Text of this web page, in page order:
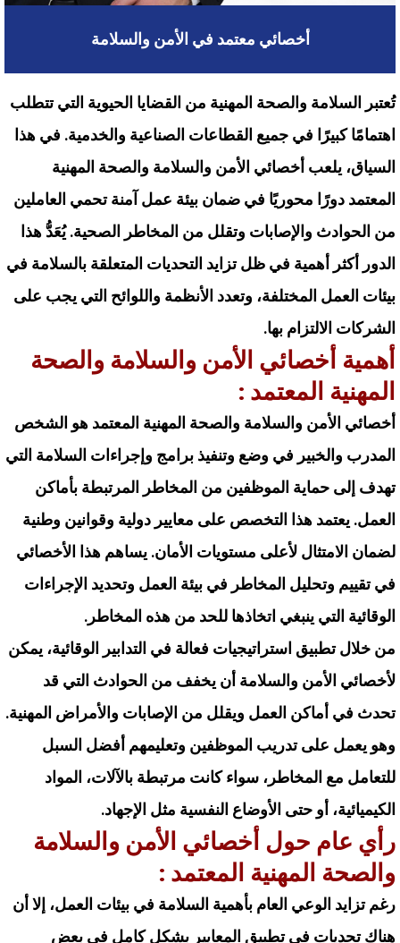
أخصائي معتمد في الأمن والسلامة
تُعتبر السلامة والصحة المهنية من القضايا الحيوية التي تتطلب
اهتمامًا كبيرًا في جميع القطاعات الصناعية والخدمية. في هذا
السياق، يلعب أخصائي الأمن والسلامة والصحة المهنية
المعتمد دورًا محوريًا في ضمان بيئة عمل آمنة تحمي العاملين
من الحوادث والإصابات وتقلل من المخاطر الصحية. يُعَدُّ هذا
الدور أكثر أهمية في ظل تزايد التحديات المتعلقة بالسلامة في
بيئات العمل المختلفة، وتعدد الأنظمة واللوائح التي يجب على
الشركات الالتزام بها.
أهمية أخصائي الأمن والسلامة والصحة
المهنية المعتمد :
أخصائي الأمن والسلامة والصحة المهنية المعتمد هو الشخص
المدرب والخبير في وضع وتنفيذ برامج وإجراءات السلامة التي
تهدف إلى حماية الموظفين من المخاطر المرتبطة بأماكن
العمل. يعتمد هذا التخصص على معايير دولية وقوانين وطنية
لضمان الامتثال لأعلى مستويات الأمان. يساهم هذا الأخصائي
في تقييم وتحليل المخاطر في بيئة العمل وتحديد الإجراءات
الوقائية التي ينبغي اتخاذها للحد من هذه المخاطر.
من خلال تطبيق استراتيجيات فعالة في التدابير الوقائية، يمكن
لأخصائي الأمن والسلامة أن يخفف من الحوادث التي قد
تحدث في أماكن العمل ويقلل من الإصابات والأمراض المهنية.
وهو يعمل على تدريب الموظفين وتعليمهم أفضل السبل
للتعامل مع المخاطر، سواء كانت مرتبطة بالآلات، المواد
الكيميائية، أو حتى الأوضاع النفسية مثل الإجهاد.
رأي عام حول أخصائي الأمن والسلامة
والصحة المهنية المعتمد :
رغم تزايد الوعي العام بأهمية السلامة في بيئات العمل، إلا أن
هناك تحديات في تطبيق المعايير بشكل كامل في بعض